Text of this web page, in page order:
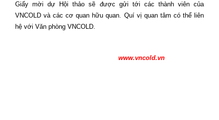
Giấy mời dự Hội thảo sẽ được gửi tới các thành viên của
VNCOLD và các cơ quan hữu quan. Quí vị quan tâm có thể liên
hệ với Văn phòng VNCOLD.
www.vncold.vn